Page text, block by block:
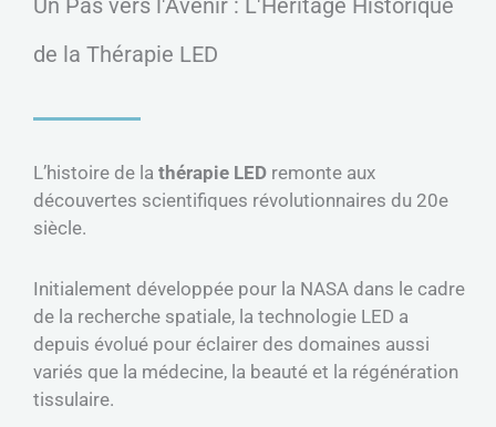
Un Pas vers l'Avenir : L'Héritage Historique
de la Thérapie LED
L’histoire de la thérapie LED remonte aux
découvertes scientifiques révolutionnaires du 20e
siècle.
Initialement développée pour la NASA dans le cadre
de la recherche spatiale, la technologie LED a
depuis évolué pour éclairer des domaines aussi
variés que la médecine, la beauté et la régénération
tissulaire.